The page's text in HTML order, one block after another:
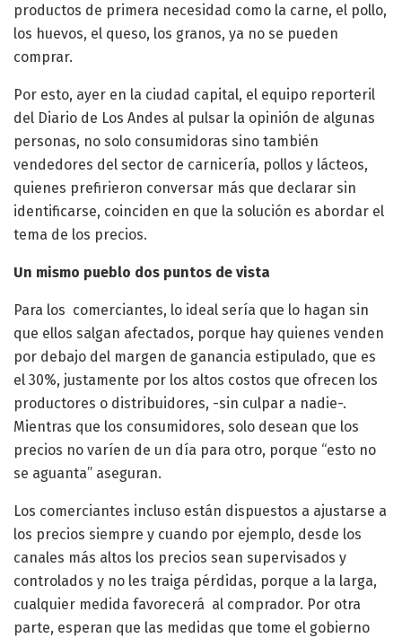
productos de primera necesidad como la carne, el pollo,
los huevos, el queso, los granos, ya no se pueden
comprar.
Por esto, ayer en la ciudad capital, el equipo reporteril
del Diario de Los Andes al pulsar la opinión de algunas
personas, no solo consumidoras sino también
vendedores del sector de carnicería, pollos y lácteos,
quienes prefirieron conversar más que declarar sin
identificarse, coinciden en que la solución es abordar el
tema de los precios.
Un mismo pueblo dos puntos de vista
Para los comerciantes, lo ideal sería que lo hagan sin
que ellos salgan afectados, porque hay quienes venden
por debajo del margen de ganancia estipulado, que es
el 30%, justamente por los altos costos que ofrecen los
productores o distribuidores, -sin culpar a nadie-.
Mientras que los consumidores, solo desean que los
precios no varíen de un día para otro, porque “esto no
se aguanta” aseguran.
Los comerciantes incluso están dispuestos a ajustarse a
los precios siempre y cuando por ejemplo, desde los
canales más altos los precios sean supervisados y
controlados y no les traiga pérdidas, porque a la larga,
cualquier medida favorecerá al comprador. Por otra
parte, esperan que las medidas que tome el gobierno